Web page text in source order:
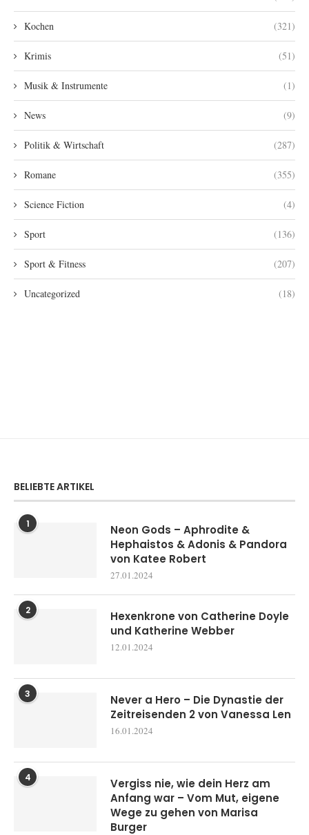
Kochen (321)
Krimis (51)
Musik & Instrumente (1)
News (9)
Politik & Wirtschaft (287)
Romane (355)
Science Fiction (4)
Sport (136)
Sport & Fitness (207)
Uncategorized (18)
BELIEBTE ARTIKEL
1
Neon Gods – Aphrodite &
Hephaistos & Adonis & Pandora
von Katee Robert
27.01.2024
2
Hexenkrone von Catherine Doyle
und Katherine Webber
12.01.2024
3
Never a Hero – Die Dynastie der
Zeitreisenden 2 von Vanessa Len
16.01.2024
4
Vergiss nie, wie dein Herz am
Anfang war – Vom Mut, eigene
Wege zu gehen von Marisa
Burger